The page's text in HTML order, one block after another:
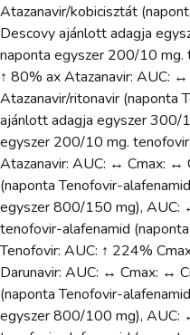
Atazanavir/kobicisztát
Descovy ajánlott adagja
naponta egyszer 200/10 mg.
↑ 80% ax Atazanavir: AUC:
Atazanavir/ritonavir (naponta
ajánlott adagja egyszer 300/
egyszer 200/10 mg.
Atazanavir: AUC: ↔ Cmax: ↔
(naponta Tenofovir-
egyszer 800/150 mg), AUC:
tenofovir-alafenamid
Tenofovir: AUC: ↑ 224%
Darunavir: AUC: ↔ Cmax: ↔
(naponta Tenofovir-
egyszer 800/100 mg), AUC: